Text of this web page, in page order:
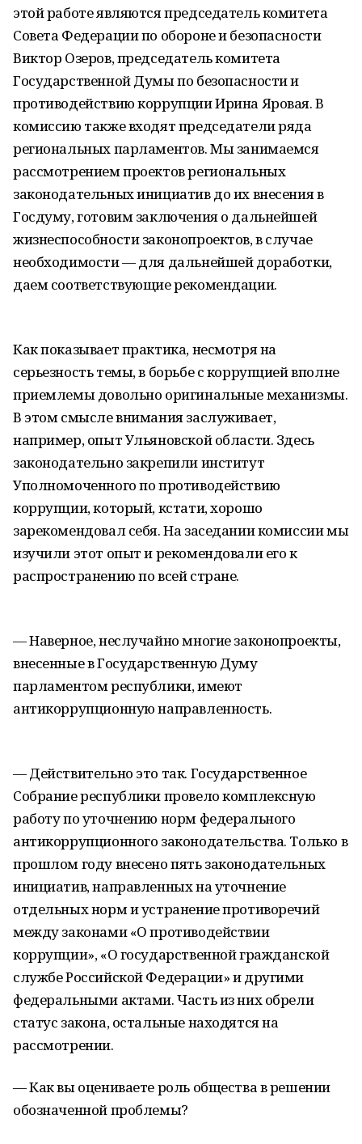
этой работе являются председатель комитета
Совета Федерации по обороне и безопасности
Виктор Озеров, председатель комитета
Государственной Думы по безопасности и
противодействию коррупции Ирина Яровая. В
комиссию также входят председатели ряда
региональных парламентов. Мы занимаемся
рассмотрением проектов региональных
законодательных инициатив до их внесения в
Госдуму, готовим заключения о дальнейшей
жизнеспособности законопроектов, в случае
необходимости — для дальнейшей доработки,
даем соответствующие рекомендации.
Как показывает практика, несмотря на
серьезность темы, в борьбе с коррупцией вполне
приемлемы довольно оригинальные механизмы.
В этом смысле внимания заслуживает,
например, опыт Ульяновской области. Здесь
законодательно закрепили институт
Уполномоченного по противодействию
коррупции, который, кстати, хорошо
зарекомендовал себя. На заседании комиссии мы
изучили этот опыт и рекомендовали его к
распространению по всей стране.
— Наверное, неслучайно многие законопроекты,
внесенные в Государственную Думу
парламентом республики, имеют
антикоррупционную направленность.
— Действительно это так. Государственное
Собрание республики провело комплексную
работу по уточнению норм федерального
антикоррупционного законодательства. Только в
прошлом году внесено пять законодательных
инициатив, направленных на уточнение
отдельных норм и устранение противоречий
между законами «О противодействии
коррупции», «О государственной гражданской
службе Российской Федерации» и другими
федеральными актами. Часть из них обрели
статус закона, остальные находятся на
рассмотрении.
— Как вы оцениваете роль общества в решении
обозначенной проблемы?